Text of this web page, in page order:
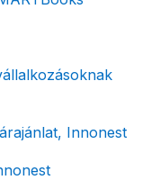
Innonest